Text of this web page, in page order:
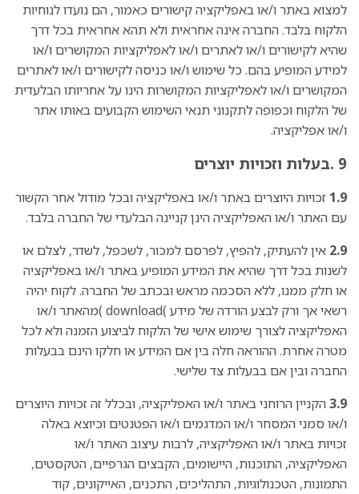
למצוא באתר ו/או באפליקציה קישורים כאמור, הם נועדו לנוחיות
הלקוח בלבד. החברה אינה אחראית ולא תהא אחראית בכל דרך
שהיא לקישורים ו/או לאתרים ו/או לאפליקציות המקושרים ו/או
למידע המופיע בהם. כל שימוש ו/או כניסה לקישורים ו/או לאתרים
המקושרים ו/או לאפליקציות המקושרות הינו על אחריותו הבלעדית
של הלקוח וכפופה לתקנוני תנאי השימוש הקבועים באותו אתר
ו/או אפליקציה.
9 .בעלות וזכויות יוצרים
1.9 זכויות היוצרים באתר ו/או באפליקציה ובכל מודול אחר הקשור
עם האתר ו/או האפליקציה הינן קניינה הבלעדי של החברה בלבד.
2.9 אין להעתיק, להפיץ, לפרסם למכור, לשכפל, לשדר, לצלם או
לשנות בכל דרך שהיא את המידע המופיע באתר ו/או באפליקציה
או חלק ממנו, ללא הסכמה מראש ובכתב של החברה. לקוח יהיה
רשאי אך ורק לבצע הורדה של מידע )download )מהאתר ו/או
האפליקציה לצורך שימוש אישי של הלקוח לביצוע הזמנה ולא לכל
מטרה אחרת. ההוראה חלה בין אם המידע או חלקו הינם בבעלות
החברה ובין אם בבעלות צד שלישי.
3.9הקניין הרוחני באתר ו/או האפליקציה, ובכלל זה זכויות היוצרים
ו/או סמני המסחר ו/או המדגמים ו/או הפטנטים וכיוצא באלה
זכויות באתר ו/או האפליקציה, לרבות עיצוב האתר ו/או
האפליקציה, התוכנות, היישומים, הקבצים הגרפיים, הטקסטים,
התמונות, הטכנולוגיות, התהליכים, התכנים, האייקונים, קוד